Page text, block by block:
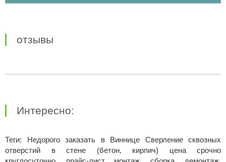
отзывы
Интересно:
Теги: Недорого заказать в Виннице Сверление сквозных
отверстий в стене (бетон, кирпич) цена срочно